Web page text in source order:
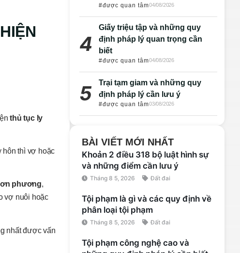
thủ tục ly
hôn thì vợ hoặc
phương,
vợ nuôi hoặc
nhất được vấn
#được quan tâm04/08/2026
Giấy triệu tập và những quy
định pháp lý quan trọng cần
biết
#được quan tâm04/08/2026
Trại tạm giam và những quy
định pháp lý cần lưu ý
#được quan tâm03/08/2026
BÀI VIẾT MỚI NHẤT
Khoản 2 điều 318 bộ luật hình sự
và những điểm cần lưu ý
Tháng 8 5, 2026 Đất đai
Tội phạm là gì và các quy định về
phân loại tội phạm
Tháng 8 5, 2026 Đất đai
Tội phạm công nghệ cao và